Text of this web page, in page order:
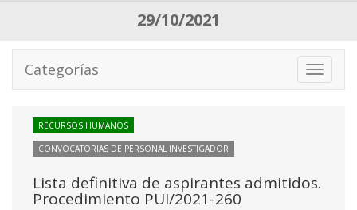
29/10/2021
Toggle
Categorías
RECURSOS HUMANOS
CONVOCATORIAS DE PERSONAL INVESTIGADOR
Lista definitiva de aspirantes admitidos.
Procedimiento PUI/2021-260